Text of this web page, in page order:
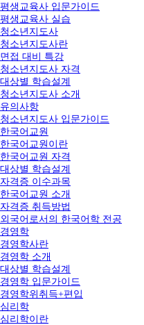
평생교육사 입문가이드
평생교육사 실습
청소년지도사
청소년지도사란
면접 대비 특강
청소년지도사 자격
대상별 학습설계
청소년지도사 소개
유의사항
청소년지도사 입문가이드
한국어교원
한국어교원이란
한국어교원 자격
대상별 학습설계
자격증 이수과목
한국어교원 소개
자격증 취득방법
외국어로서의 한국어학 전공
경영학
경영학사란
경영학 소개
대상별 학습설계
경영학 입문가이드
경영학위취득+편입
심리학
심리학이란